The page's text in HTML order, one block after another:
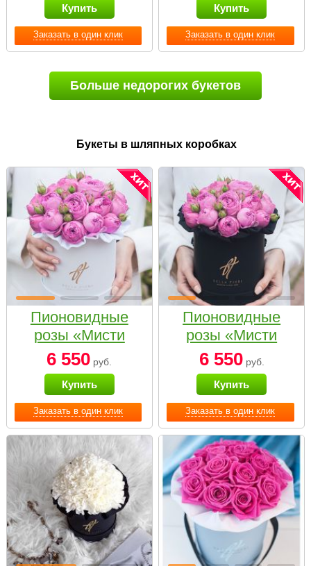
Заказать в один клик
Купить
Заказать в один клик
Купить
Больше недорогих букетов
Букеты в шляпных коробках
Заказать в один клик
Пионовидные
розы «Мисти
бабблс» в белой
коробке Small
6 550 руб.
Купить
Заказать в один клик
Пионовидные
розы «Мисти
бабблс» в
черной коробке
Small
6 550руб.
Купить